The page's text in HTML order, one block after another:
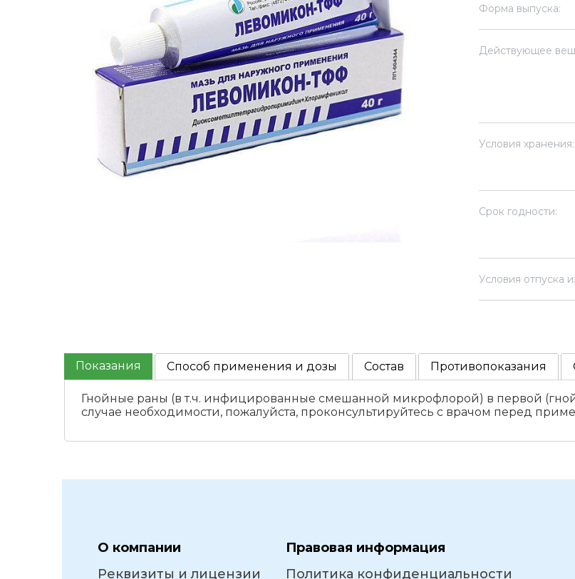
Форма выпуска:
Действующее
Условия хранения:
Срок годности:
Условия отпуска
Показания Способ применения и дозы Состав Противопоказания
Гнойные раны (в т.ч. инфицированные смешанной микрофлорой) в первой
случае необходимости, пожалуйста, проконсультируйтесь с врачом перед
О компании
Реквизиты и лицензии
Правовая информация
Политика конфиденциальности